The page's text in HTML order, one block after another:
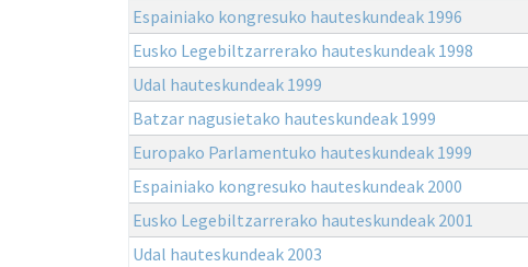
Espainiako kongresuko hauteskundeak 1996
Eusko Legebiltzarrerako hauteskundeak 1998
Udal hauteskundeak 1999
Batzar nagusietako hauteskundeak 1999
Europako Parlamentuko hauteskundeak 1999
Espainiako kongresuko hauteskundeak 2000
Eusko Legebiltzarrerako hauteskundeak 2001
Udal hauteskundeak 2003